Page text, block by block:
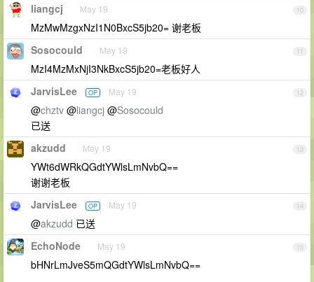
10
liangcj May 19
MzMwMzgxNzI1N0BxcS5jb20= 谢老板
11
Sosocould May 19
MzI4MzMxNjI3NkBxcS5jb20=老板好人
12
JarvisLee OP May 19
@chztv @liangcj @Sosocould
已送
13
akzudd May 19
YWt6dWRkQGdtYWlsLmNvbQ==
谢谢老板
14
JarvisLee OP May 19
@akzudd 已送
15
EchoNode May 19
bHNrLmJveS5mQGdtYWlsLmNvbQ==